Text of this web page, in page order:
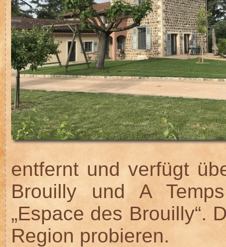
entfernt und verfügt
Brouilly und A
„Espace des Brouilly“.
Region probieren.